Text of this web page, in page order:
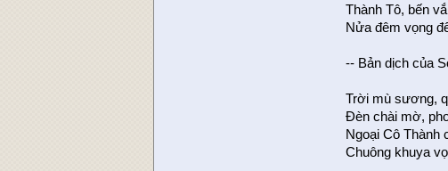
Thành Tô, bến
Nửa đêm vọng
-- Bản dịch của
Trời mù sương,
Đèn chài mờ,
Ngoại Cô Thành
Chuông khuya